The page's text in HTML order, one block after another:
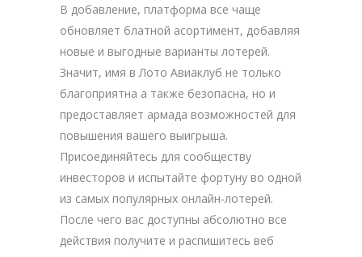
В добавление, платформа все чаще
обновляет блатной асортимент, добавляя
новые и выгодные варианты лотерей.
Значит, имя в Лото Авиаклуб не только
благоприятна а также безопасна, но и
предоставляет армада возможностей для
повышения вашего выигрыша.
Присоединяйтесь для сообществу
инвесторов и испытайте фортуну во одной
из самых популярных онлайн-лотерей.
После чего вас доступны абсолютно все
действия получите и распишитесь веб